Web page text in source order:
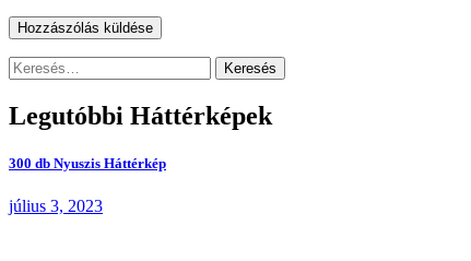
Keresés:
Legutóbbi Háttérképek
300 db Nyuszis Háttérkép
július 3, 2023